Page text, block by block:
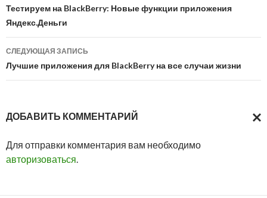
по
записям
Тестируем на BlackBerry: Новые функции приложения
Яндекс.Деньги
СЛЕДУЮЩАЯ ЗАПИСЬ
Лучшие приложения для BlackBerry на все случаи жизни
ДОБАВИТЬ КОММЕНТАРИЙ
Для отправки комментария вам необходимо
авторизоваться.